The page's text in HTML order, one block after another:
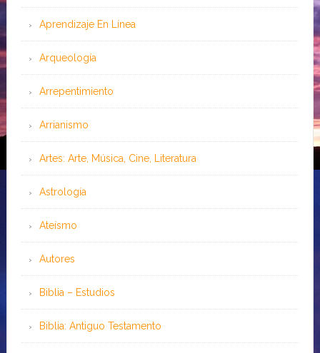
Aprendizaje En Línea
Arqueología
Arrepentimiento
Arrianismo
Artes: Arte, Música, Cine, Literatura
Astrología
Ateísmo
Autores
Biblia – Estudios
Biblia: Antiguo Testamento